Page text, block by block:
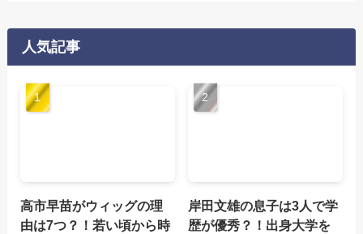
人気記事
高市早苗がウィッグの理
由は7つ？！若い頃から時
岸田文雄の息子は3人で学
歴が優秀？！出身大学を